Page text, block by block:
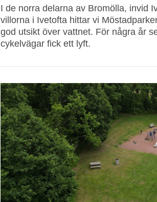
I de norra delarna av Bromölla, invid
villorna i Ivetofta hittar vi
god utsikt över vattnet. För några år
cykelvägar fick ett lyft.